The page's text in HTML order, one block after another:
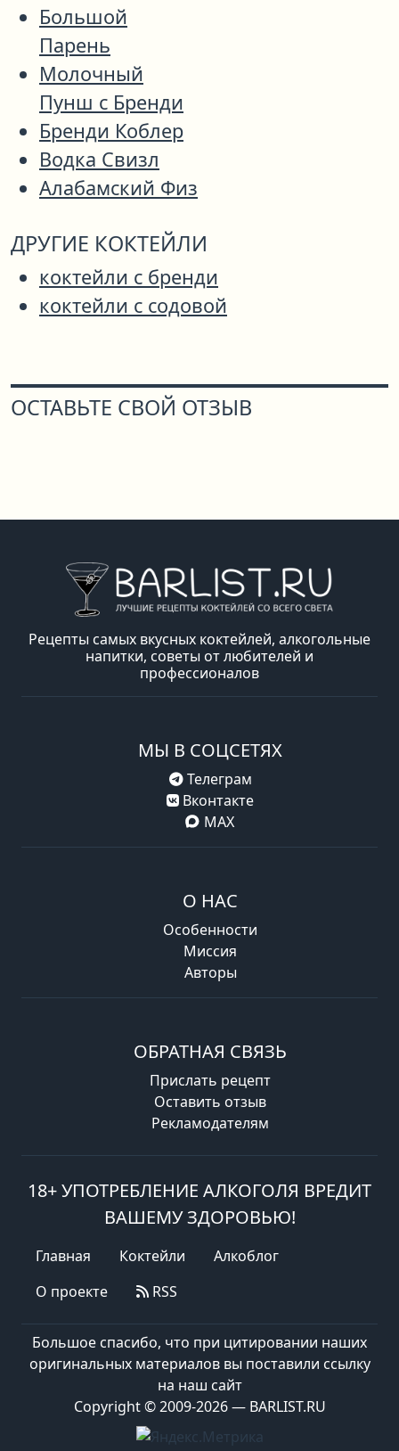
Большой
Парень
Молочный
Пунш с Бренди
Бренди Коблер
Водка Свизл
Алабамский Физ
ДРУГИЕ КОКТЕЙЛИ
коктейли с бренди
коктейли с содовой
ОСТАВЬТЕ СВОЙ ОТЗЫВ
Рецепты самых вкусных коктейлей, алкогольные
напитки, советы от любителей и
профессионалов
МЫ В СОЦСЕТЯХ
Телеграм
Вконтакте
MAX
О НАС
Особенности
Миссия
Авторы
ОБРАТНАЯ СВЯЗЬ
Прислать рецепт
Оставить отзыв
Рекламодателям
18+ УПОТРЕБЛЕНИЕ АЛКОГОЛЯ ВРЕДИТ
ВАШЕМУ ЗДОРОВЬЮ!
Главная Коктейли
Алкоблог
О проекте
RSS
Большое спасибо, что при цитировании наших
оригинальных материалов вы поставили ссылку
на наш сайт
Copyright © 2009-2026 — BARLIST.RU